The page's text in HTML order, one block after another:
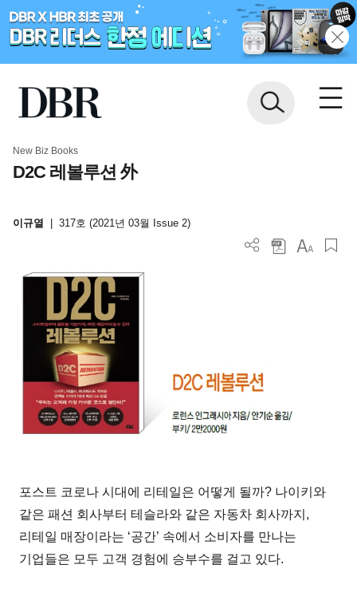
New Biz Books
D2C 레볼루션 外
이규열 317호 (2021년 03월 Issue 2)
포스트 코로나 시대에 리테일은 어떻게 될까? 나이키와
같은 패션 회사부터 테슬라와 같은 자동차 회사까지,
리테일 매장이라는 ‘공간’ 속에서 소비자를 만나는
기업들은 모두 고객 경험에 승부수를 걸고 있다.